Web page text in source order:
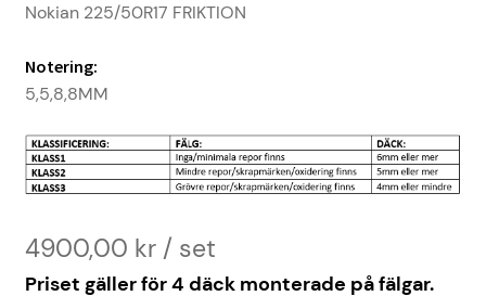
Nokian 225/50R17 FRIKTION
Notering:
5,5,8,8MM
4900,00 kr
Priset gäller för 4 däck monterade på fälgar.